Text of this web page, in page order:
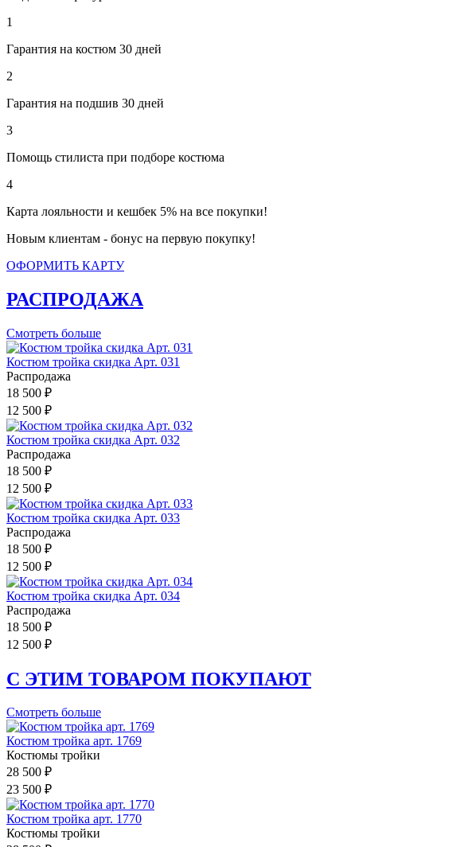
1
Гарантия на костюм 30 дней
2
Гарантия на подшив 30 дней
3
Помощь стилиста при подборе костюма
4
Карта лояльности и кешбек 5% на все покупки!
Новым клиентам - бонус на первую покупку!
ОФОРМИТЬ КАРТУ
РАСПРОДАЖА
Смотреть больше
Костюм тройка скидка Арт. 031
Распродажа
18 500 ₽
12 500 ₽
Костюм тройка скидка Арт. 032
Распродажа
18 500 ₽
12 500 ₽
Костюм тройка скидка Арт. 033
Распродажа
18 500 ₽
12 500 ₽
Костюм тройка скидка Арт. 034
Распродажа
18 500 ₽
12 500 ₽
С ЭТИМ ТОВАРОМ ПОКУПАЮТ
Смотреть больше
Костюм тройка арт. 1769
Костюмы тройки
28 500 ₽
23 500 ₽
Костюм тройка арт. 1770
Костюмы тройки